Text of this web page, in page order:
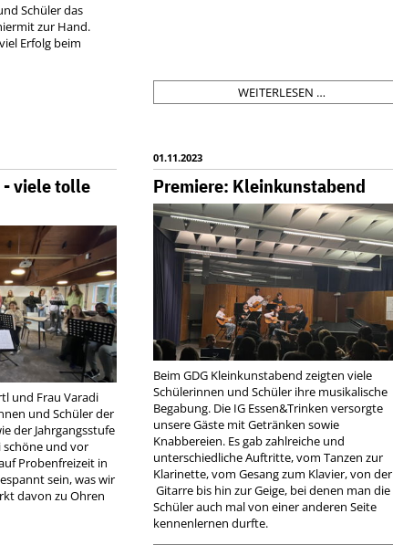
Schüler das
zur Hand.
Erfolg beim
WEITERLESEN …
DA
SCHON
WEG!
- viele tolle
und Frau Varadi
und Schüler der
der Jahrgangsstufe
schöne und vor
Probenfreizeit in
sein, was wir
davon zu Ohren
01.11.2023
Premiere: Kleinkunstabend
Beim GDG Kleinkunstabend zeigten viele
Schülerinnen und Schüler ihre musikalische
Begabung. Die IG Essen&Trinken versorgte
unsere Gäste mit Getränken sowie
Knabbereien. Es gab zahlreiche und
unterschiedliche Auftritte, vom Tanzen zur
Klarinette, vom Gesang zum Klavier, von der
Gitarre bis hin zur Geige, bei denen man die
Schüler auch mal von einer anderen Seite
kennenlernen durfte.